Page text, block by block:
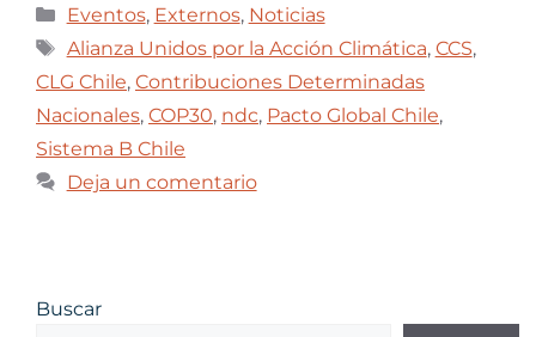
Eventos, Externos, Noticias
Alianza Unidos por la Acción Climática, CCS,
CLG Chile, Contribuciones Determinadas
Nacionales, COP30, ndc, Pacto Global Chile,
Sistema B Chile
Deja un comentario
Buscar